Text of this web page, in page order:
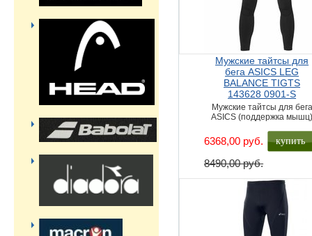
Мужские тайтсы для
бега ASICS LEG
BALANCE TIGTS
143628 0901-S
Мужские тайтсы для бега
ASICS (поддержка
6368,00 руб.
8490,00 руб.
купить